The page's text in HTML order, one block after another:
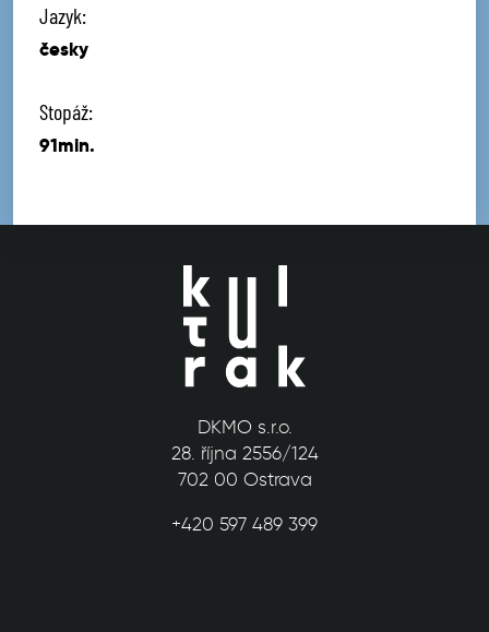
Jazyk:
česky
Stopáž:
91min.
DKMO s.r.o.
28. října 2556/124
702 00 Ostrava
+420 597 489 399